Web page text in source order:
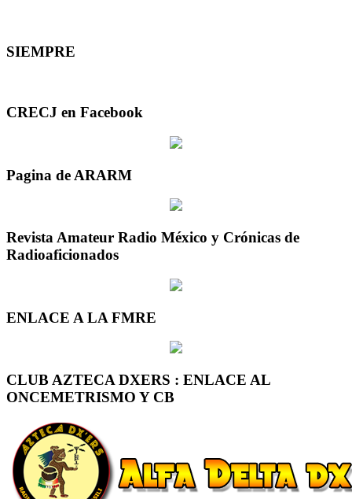
SIEMPRE
CRECJ en Facebook
Pagina de ARARM
Revista Amateur Radio México y Crónicas de
Radioaficionados
ENLACE A LA FMRE
CLUB AZTECA DXERS : ENLACE AL
ONCEMETRISMO Y CB